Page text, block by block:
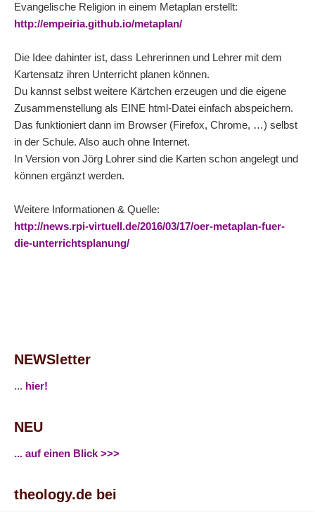
Evangelische Religion in einem Metaplan erstellt:
http://empeiria.github.io/metaplan/
Die Idee dahinter ist, dass Lehrerinnen und Lehrer mit dem
Kartensatz ihren Unterricht planen können.
Du kannst selbst weitere Kärtchen erzeugen und die eigene
Zusammenstellung als EINE html-Datei einfach abspeichern.
Das funktioniert dann im Browser (Firefox, Chrome, …) selbst
in der Schule. Also auch ohne Internet.
In Version von Jörg Lohrer sind die Karten schon angelegt und
können ergänzt werden.
Weitere Informationen & Quelle:
http://news.rpi-virtuell.de/2016/03/17/oer-metaplan-fuer-
die-unterrichtsplanung/
NEWSletter
... hier!
NEU
... auf einen Blick >>>
theology.de bei